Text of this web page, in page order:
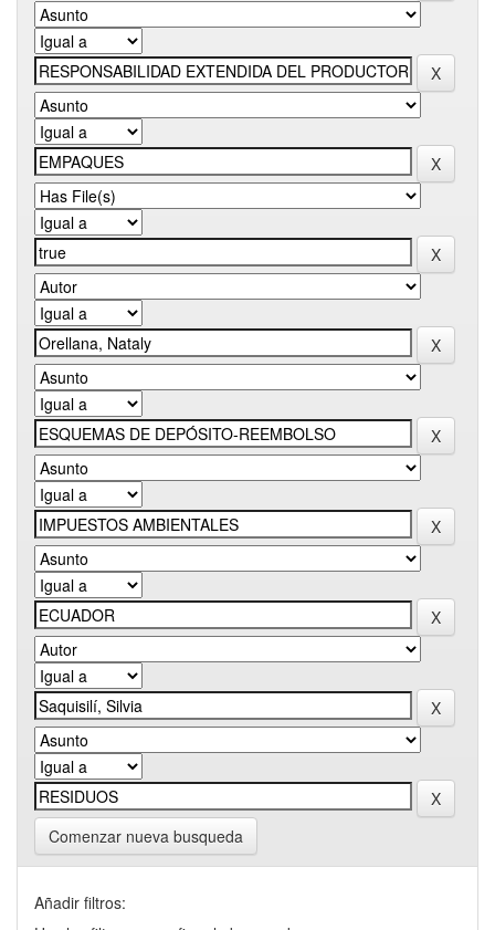
Comenzar nueva busqueda
Añadir filtros: